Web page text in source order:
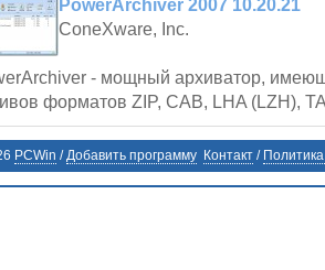
PowerArchiver 2007 10.20.21
ConeXware, Inc.
- мощный архиватор,
форматов ZIP, CAB, LHA (LZH),
PCWin /Добавить программу Контакт /